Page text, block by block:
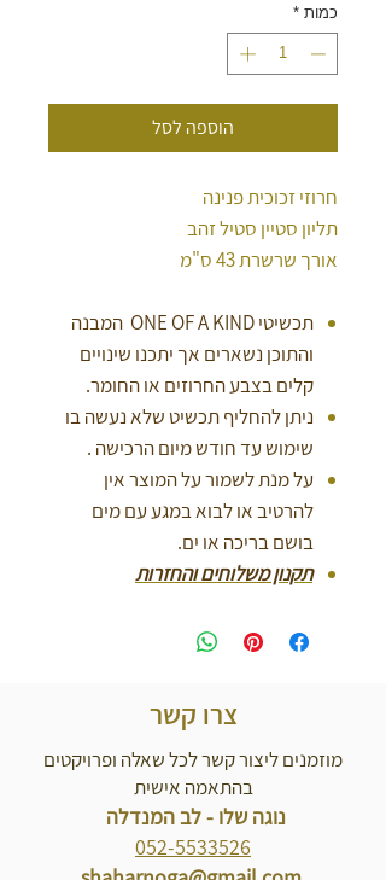
כמות *
הוספה לסל
חרוזי זכוכית פנינה
תליון סטיין סטיל זהב
אורך שרשרת 43 ס"מ
תכשיטי ONE OF A KIND המבנה
והתוכן נשארים אך יתכנו שינויים
קלים בצבע החרוזים או החומר.
ניתן להחליף תכשיט שלא נעשה בו
שימוש עד חודש מיום הרכישה .
על מנת לשמור על המוצר אין
להרטיב או לבוא במגע עם מים
בושם בריכה או ים.
תקנון משלוחים והחזרות
צרו קשר
מוזמנים ליצור קשר לכל שאלה ופרויקטים
בהתאמה אישית
נוגה שלו - לב המנדלה
052-5533526